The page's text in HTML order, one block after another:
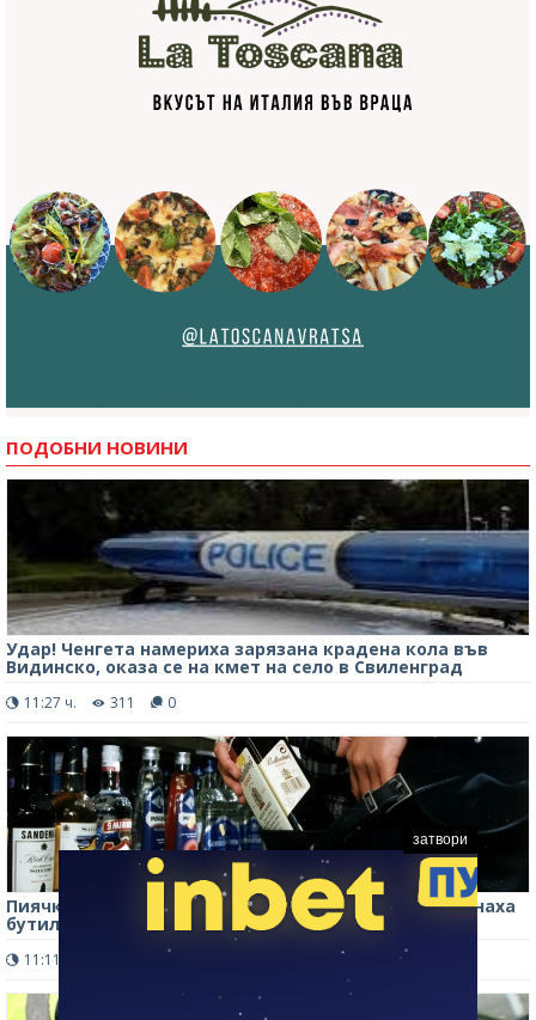
ПОДОБНИ НОВИНИ
Удар! Ченгета намериха зарязана крадена кола във
Видинско, оказа се на кмет на село в Свиленград
11:27 ч. 311 0
Пиячката им излезе скъпо! Двама младежи задигнаха
бутилки с уиски от магазин във Враца, хванаха ги
11:11 ч.
затвори